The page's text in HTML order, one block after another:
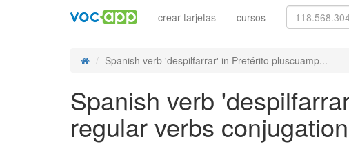
crear tarjetas cursos
Spanish verb 'despilfarrar' in Pretérito pluscuamp...
Spanish verb
regular verbs conjugation